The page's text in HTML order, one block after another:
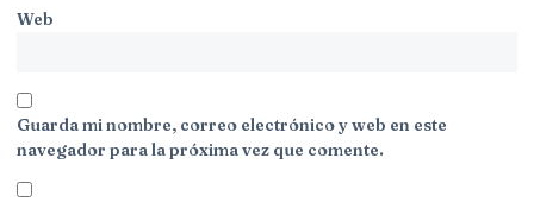
Web
Guarda mi nombre, correo electrónico y web en este
navegador para la próxima vez que comente.